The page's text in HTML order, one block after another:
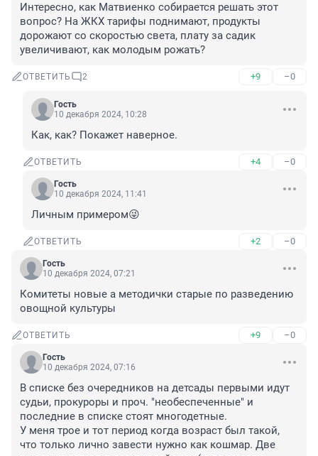
Интересно, как Матвиенко собирается решать этот
вопрос? На ЖКХ тарифы поднимают, продукты
дорожают со скоростью света, плату за садик
увеличивают, как молодым рожать?
ОТВЕТИТЬ 2 +9 –0
Гость
10 декабря 2024, 10:28
Как, как? Покажет наверное.
ОТВЕТИТЬ +4 –0
Гость
10 декабря 2024, 11:41
Личным примером😜
ОТВЕТИТЬ +2 –0
Гость
10 декабря 2024, 07:21
Комитеты новые а методички старые по разведению
овощной культуры
ОТВЕТИТЬ +9 –0
Гость
10 декабря 2024, 07:16
В списке без очередников на детсады первыми идут
судьи, прокуроры и проч. "необеспеченные" и
последние в списке стоят многодетные.
У меня трое и тот период когда возраст был такой,
что только лично завести нужно как кошмар. Две